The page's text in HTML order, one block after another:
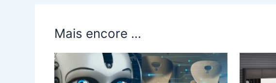
Mais encore ...